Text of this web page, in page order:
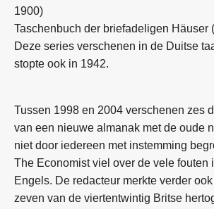
1900)
Taschenbuch der briefadeligen Häuser
Deze series verschenen in de Duitse
stopte ook in 1942.
Tussen 1998 en 2004 verschenen zes
van een nieuwe almanak met de oude
niet door iedereen met instemming
The Economist viel over de vele fouten
Engels. De redacteur merkte verder
zeven van de viertentwintig Britse